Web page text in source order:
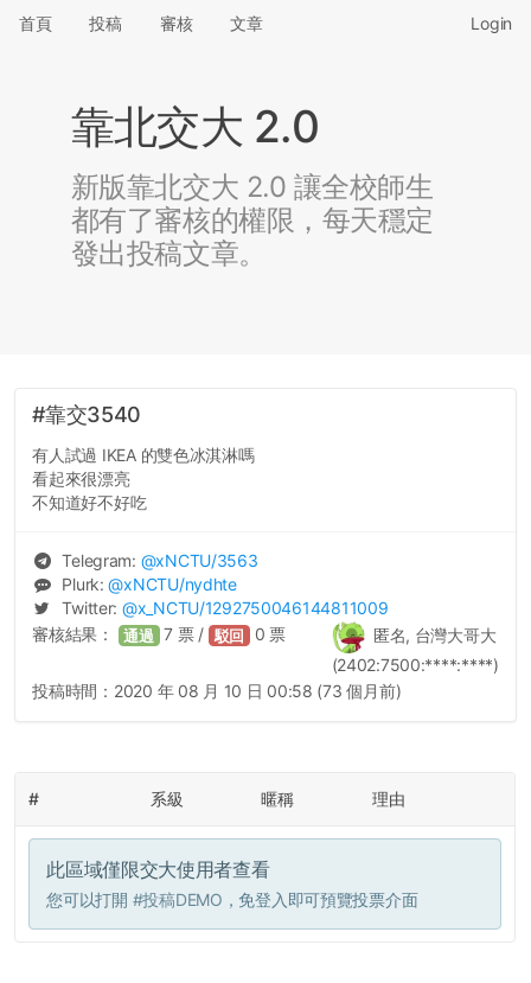
首頁 投稿 審核 文章 Login
靠北交大 2.0
新版靠北交大 2.0 讓全校師生
都有了審核的權限，每天穩定
發出投稿文章。
#靠交3540
有人試過 IKEA 的雙色冰淇淋嗎
看起來很漂亮
不知道好不好吃
Telegram: @xNCTU/3563
Plurk:@xNCTU/nydhte
Twitter: @x_NCTU/1292750046144811009
匿名, 台灣大哥大
(2402:7500:****:****)
審核結果： 通過 7 票 / 駁回 0 票
投稿時間： 2020 年 08 月 10 日 00:58 (73 個月前)
# 系級 暱稱 理由
此區域僅限交大使用者查看
您可以打開 #投稿DEMO ，免登入即可預覽投票介面